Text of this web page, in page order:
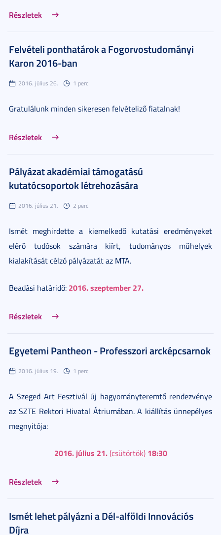
Részletek
Felvételi ponthatárok a Fogorvostudományi
Karon 2016-ban
2016. július 26. 1 perc
Gratulálunk minden sikeresen felvételiző fiatalnak!
Részletek
Pályázat akadémiai támogatású
kutatócsoportok létrehozására
2016. július 21. 2 perc
Ismét meghirdette a kiemelkedő kutatási eredményeket
elérő tudósok számára kiírt, tudományos műhelyek
kialakítását célzó pályázatát az MTA.
Beadási határidő: 2016. szeptember 27.
Részletek
Egyetemi Pantheon - Professzori arcképcsarnok
2016. július 19. 1 perc
A Szeged Art Fesztivál új hagyományteremtő rendezvénye
az SZTE Rektori Hivatal Átriumában. A kiállítás ünnepélyes
megnyitója:
2016. július 21.(csütörtök) 18:30
Részletek
Ismét lehet pályázni a Dél-alföldi Innovációs
Díjra